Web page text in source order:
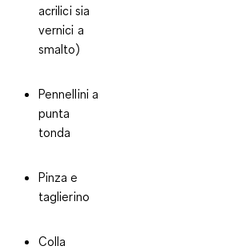
acrilici sia
vernici a
smalto)
Pennellini a
punta
tonda
Pinza e
taglierino
Colla